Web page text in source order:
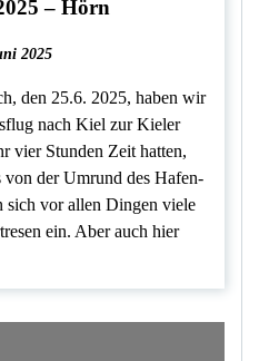
– Hörn
2025
den 25.6. 2025, haben wir
nach Kiel zur Kieler
vier Stunden Zeit hatten,
von der Umrund des Hafen-
vor allen Dingen viele
ein. Aber auch hier